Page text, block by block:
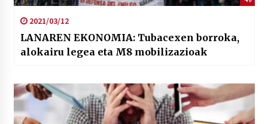
2021/03/12
LANAREN EKONOMIA: Tubacexen borroka,
alokairu legea eta M8 mobilizazioak